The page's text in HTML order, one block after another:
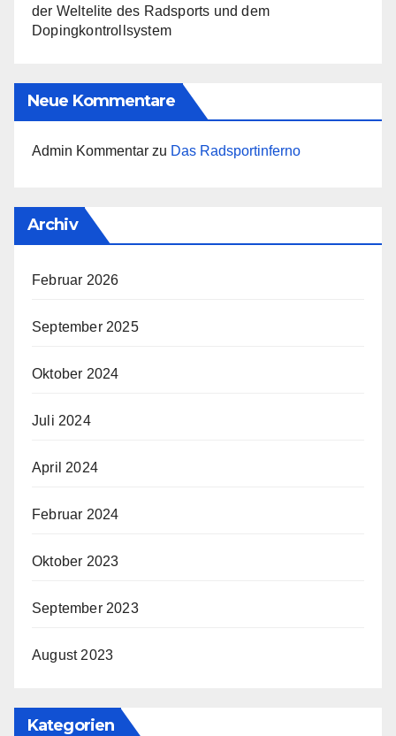
der Weltelite des Radsports und dem
Dopingkontrollsystem
Neue Kommentare
Admin Kommentar zu Das Radsportinferno
Archiv
Februar 2026
September 2025
Oktober 2024
Juli 2024
April 2024
Februar 2024
Oktober 2023
September 2023
August 2023
Kategorien